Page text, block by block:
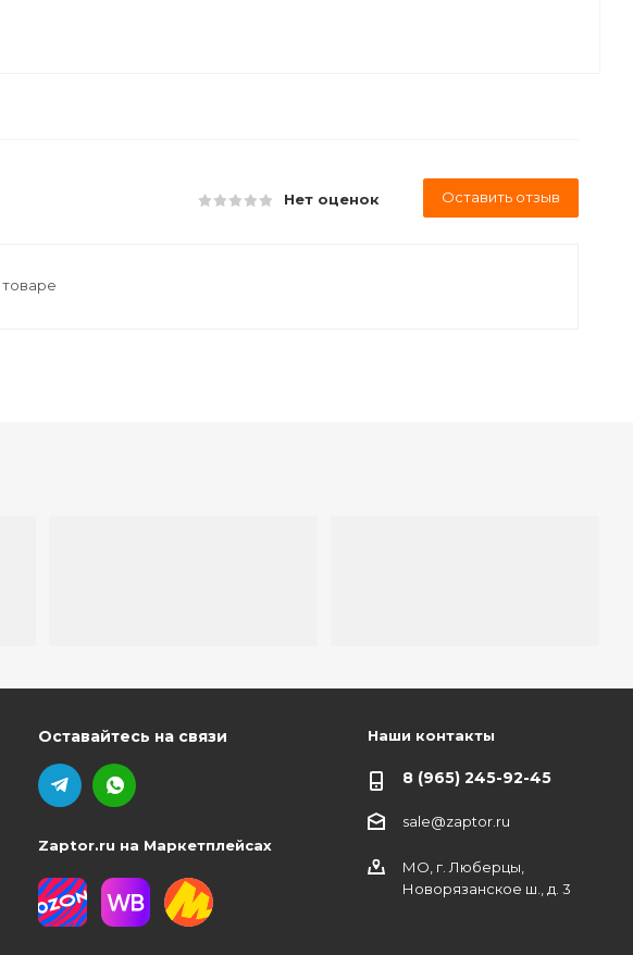
Нет оценок Оставить отзыв
Оставайтесь на связи
Zaptor.ru на Маркетплейсах
Наши контакты
8 (965) 245-92-45
sale@zaptor.ru
МО, г. Люберцы,
Новорязанское ш., д. 3